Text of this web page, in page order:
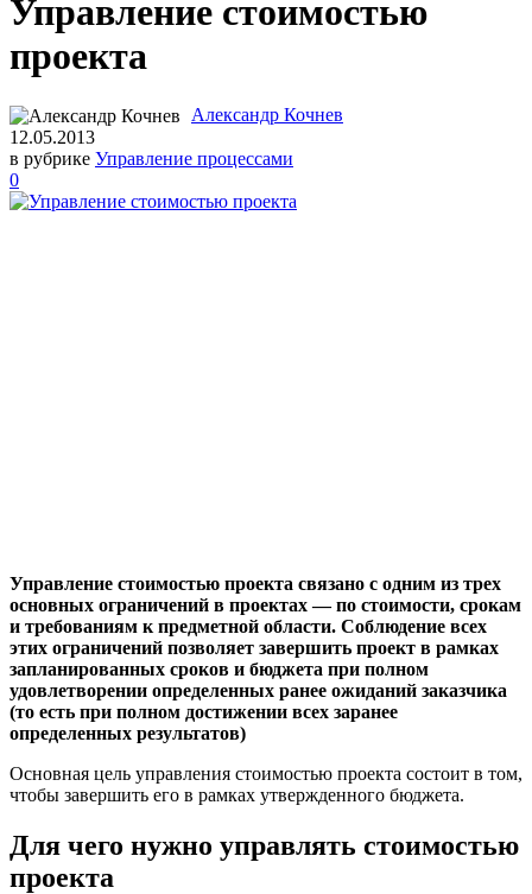
Управление стоимостью
проекта
Александр Кочнев
12.05.2013
в рубрике Управление процессами
0
Управление стоимостью проекта связано с одним из трех
основных ограничений в проектах — по стоимости, срокам
и требованиям к предметной области. Соблюдение всех
этих ограничений позволяет завершить проект в рамках
запланированных сроков и бюджета при полном
удовлетворении определенных ранее ожиданий заказчика
(то есть при полном достижении всех заранее
определенных результатов)
Основная цель управления стоимостью проекта состоит в том,
чтобы завершить его в рамках утвержденного бюджета.
Для чего нужно управлять стоимостью
проекта